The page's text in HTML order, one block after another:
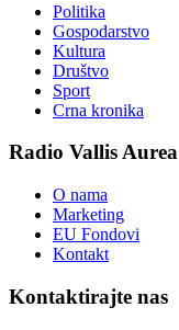
Politika
Gospodarstvo
Kultura
Društvo
Sport
Crna kronika
Radio Vallis Aurea
O nama
Marketing
EU Fondovi
Kontakt
Kontaktirajte nas